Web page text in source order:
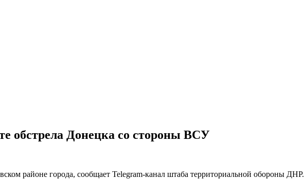
обстрела Донецка со стороны ВСУ
районе города, сообщает Telegram-канал штаба территориальной обороны ДНР.